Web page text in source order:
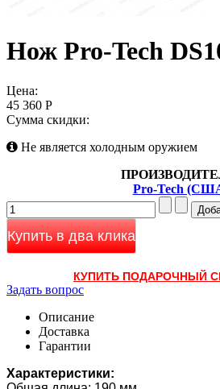
Нож Pro-Tech
Цена:
45 360 Р
Сумма скидки:
Не является холодным оружием
Pro-Tech
Купить в два клика
КУПИТЬ ПОДАРОЧНЫЙ
Задать вопрос
Описание
Доставка
Гарантии
Характеристики: